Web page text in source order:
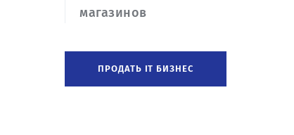
магазинов
ПРОДАТЬ IT БИЗНЕС